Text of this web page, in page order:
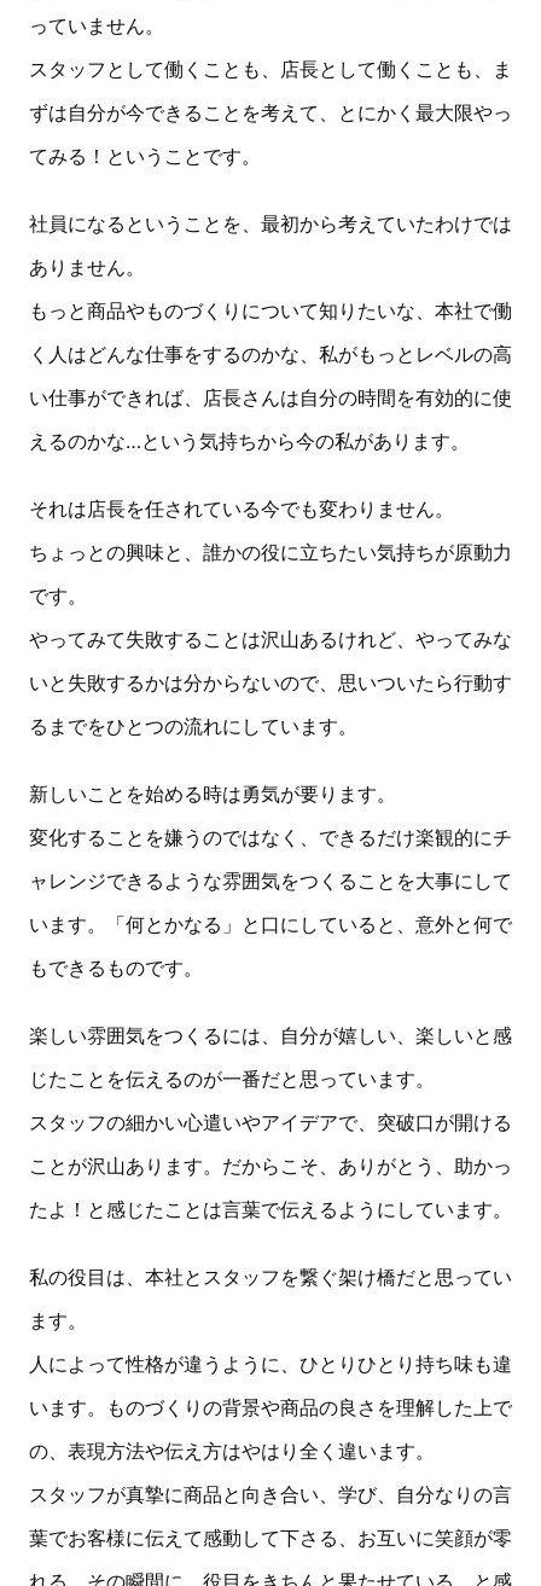
っていません。
スタッフとして働くことも、店長として働くことも、ま
ずは自分が今できることを考えて、とにかく最大限やっ
てみる！ということです。
社員になるということを、最初から考えていたわけでは
ありません。
もっと商品やものづくりについて知りたいな、本社で働
く人はどんな仕事をするのかな、私がもっとレベルの高
い仕事ができれば、店長さんは自分の時間を有効的に使
えるのかな…という気持ちから今の私があります。
それは店長を任されている今でも変わりません。
ちょっとの興味と、誰かの役に立ちたい気持ちが原動力
です。
やってみて失敗することは沢山あるけれど、やってみな
いと失敗するかは分からないので、思いついたら行動す
るまでをひとつの流れにしています。
新しいことを始める時は勇気が要ります。
変化することを嫌うのではなく、できるだけ楽観的にチ
ャレンジできるような雰囲気をつくることを大事にして
います。「何とかなる」と口にしていると、意外と何で
もできるものです。
楽しい雰囲気をつくるには、自分が嬉しい、楽しいと感
じたことを伝えるのが一番だと思っています。
スタッフの細かい心遣いやアイデアで、突破口が開ける
ことが沢山あります。だからこそ、ありがとう、助かっ
たよ！と感じたことは言葉で伝えるようにしています。
私の役目は、本社とスタッフを繋ぐ架け橋だと思ってい
ます。
人によって性格が違うように、ひとりひとり持ち味も違
います。ものづくりの背景や商品の良さを理解した上で
の、表現方法や伝え方はやはり全く違います。
スタッフが真摯に商品と向き合い、学び、自分なりの言
葉でお客様に伝えて感動して下さる、お互いに笑顔が零